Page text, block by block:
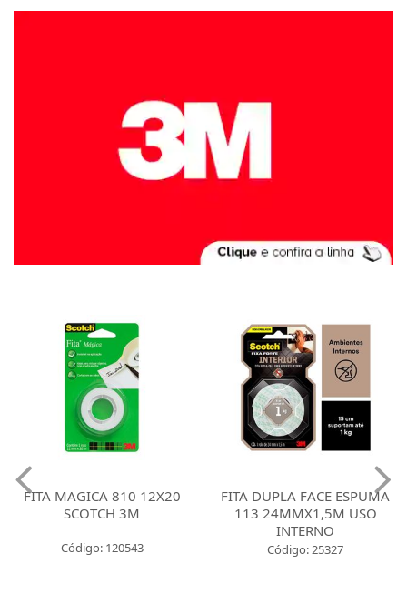
FITA MAGICA 810 12X20
SCOTCH 3M
Código: 120543
FITA DUPLA FACE ESPUMA
113 24MMX1,5M USO
INTERNO
Código: 25327